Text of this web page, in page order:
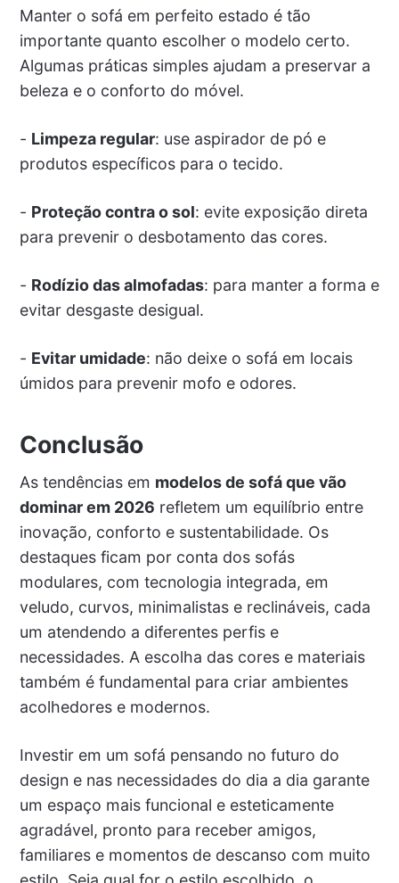
Manter o sofá em perfeito estado é tão
importante quanto escolher o modelo certo.
Algumas práticas simples ajudam a preservar a
beleza e o conforto do móvel.
- Limpeza regular: use aspirador de pó e
produtos específicos para o tecido.
- Proteção contra o sol: evite exposição direta
para prevenir o desbotamento das cores.
- Rodízio das almofadas: para manter a forma e
evitar desgaste desigual.
- Evitar umidade: não deixe o sofá em locais
úmidos para prevenir mofo e odores.
Conclusão
As tendências em modelos de sofá que vão
dominar em 2026 refletem um equilíbrio entre
inovação, conforto e sustentabilidade. Os
destaques ficam por conta dos sofás
modulares, com tecnologia integrada, em
veludo, curvos, minimalistas e reclináveis, cada
um atendendo a diferentes perfis e
necessidades. A escolha das cores e materiais
também é fundamental para criar ambientes
acolhedores e modernos.
Investir em um sofá pensando no futuro do
design e nas necessidades do dia a dia garante
um espaço mais funcional e esteticamente
agradável, pronto para receber amigos,
familiares e momentos de descanso com muito